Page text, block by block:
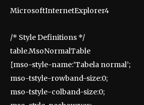
MicrosoftInternetExplorer4
/* Style Definitions */
table.MsoNormalTable
{mso-style-name:’Tabela normal’;
mso-tstyle-rowband-size:0;
mso-tstyle-colband-size:0;